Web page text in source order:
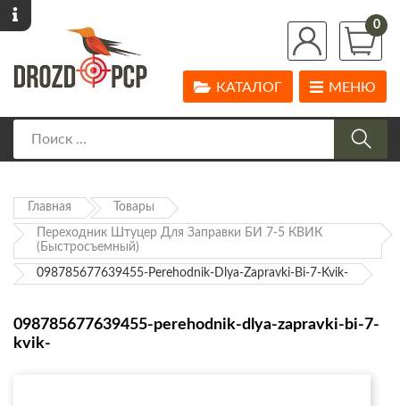
0
МЕНЮ
КАТАЛОГ
Главная Товары
Переходник Штуцер Для Заправки БИ 7-5 КВИК
(быстросъемный)
098785677639455-Perehodnik-Dlya-Zapravki-Bi-7-Kvik-
098785677639455-perehodnik-dlya-zapravki-bi-7-
kvik-